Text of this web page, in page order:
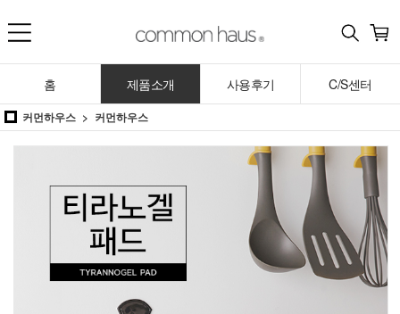
홈 제품소개 사용후기 C/S센터
커먼하우스 커먼하우스